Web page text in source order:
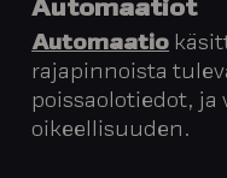
Automaatiot
Automaatio
rajapinnoista
poissaolotiedot, ja
oikeellisuuden.